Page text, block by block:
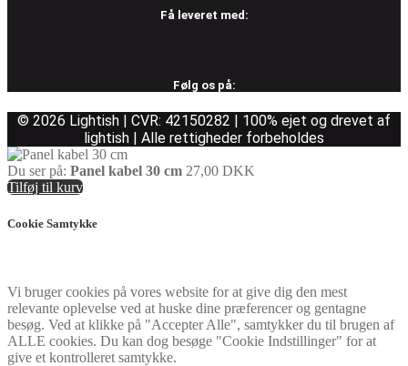
Få leveret med:
Følg os på:
© 2026 Lightish | CVR: 42150282 | 100% ejet og drevet af
lightish | Alle rettigheder forbeholdes
Du ser på: Panel kabel 30 cm 27,00 DKK
Tilføj til kurv
Cookie Samtykke
Vi bruger cookies på vores website for at give dig den mest
relevante oplevelse ved at huske dine præferencer og gentagne
besøg. Ved at klikke på "Accepter Alle", samtykker du til brugen af
ALLE cookies. Du kan dog besøge "Cookie Indstillinger" for at
give et kontrolleret samtykke.